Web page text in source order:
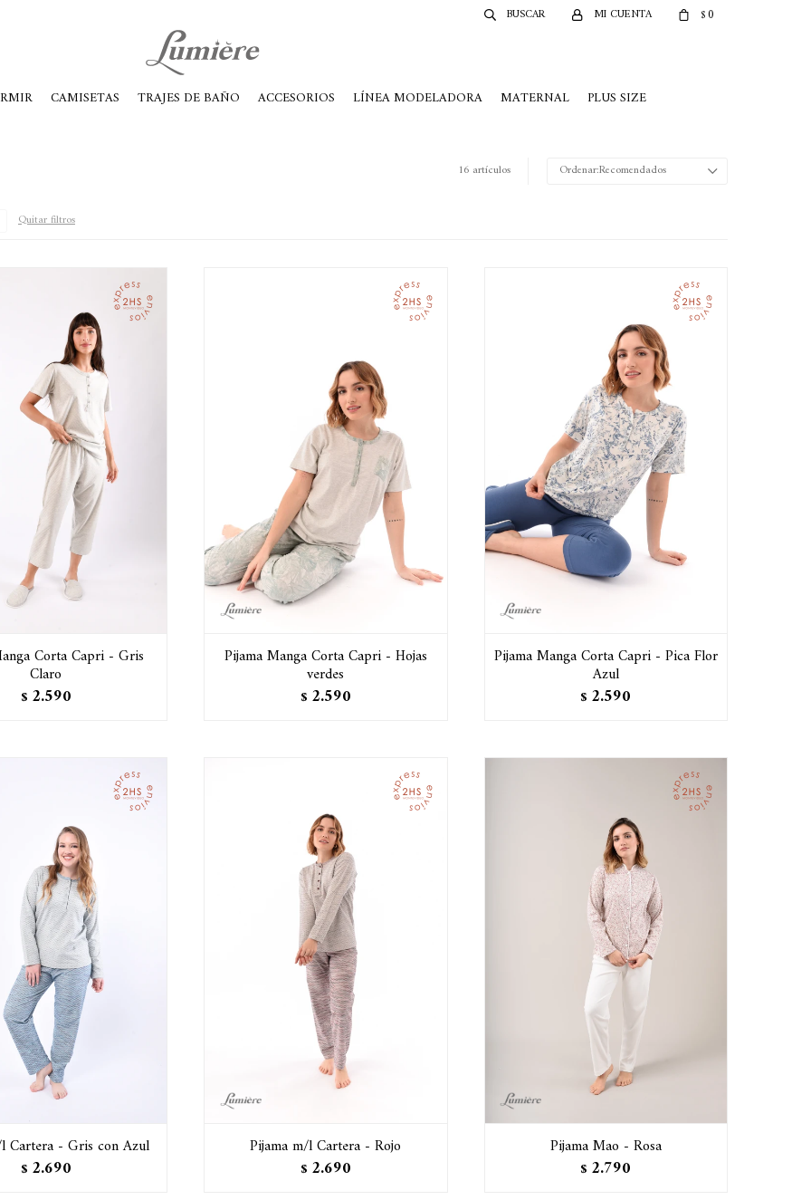
CAMISETAS TRAJES DE BAÑO ACCESORIOS LÍNEA MODELADORA MATERNAL PLUS SIZE
$0
16 artículos Recomendados
Quitar filtros
Corta Capri - Gris
Claro
$ 2.590
Pijama Manga Corta Capri - Hojas
verdes
$ 2.590
Pijama Manga Corta Capri - Pica Flor
Azul
$ 2.590
Cartera - Gris con Azul
$ 2.690
Pijama m/l Cartera - Rojo
$ 2.690
Pijama Mao - Rosa
$ 2.790